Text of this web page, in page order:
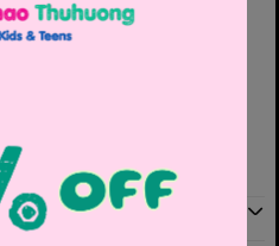
dày dặn phù hợp để che
cong, hơi khẳng khiu hoặc bất
bảng màu của quần uniqlo